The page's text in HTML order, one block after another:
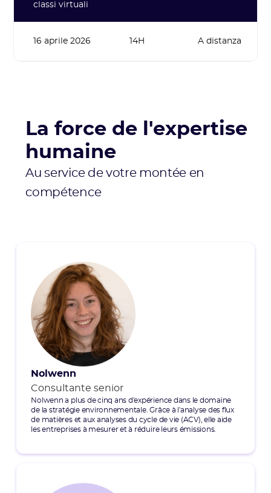
classi virtuali
16 aprile 2026 14H A distanza
La force de l'expertise
humaine
Au service de votre montée en
compétence
Nolwenn
Consultante senior
Nolwenn a plus de cinq ans d'expérience dans le domaine
de la stratégie environnementale. Grâce à l'analyse des flux
de matières et aux analyses du cycle de vie (ACV), elle aide
les entreprises à mesurer et à réduire leurs émissions.